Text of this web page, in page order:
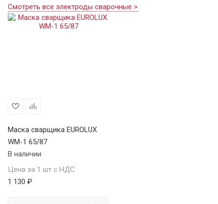
Смотреть все электроды сварочные >
Маска сварщика EUROLUX
WM-1 65/87
В наличии
Цена за 1 шт с НДС
1 130 ₽